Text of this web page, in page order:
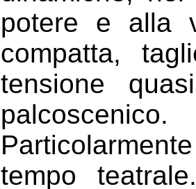
potere e alla
compatta,
tensione
palcoscenico.
tempo